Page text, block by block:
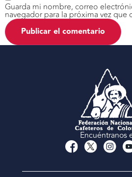
Guarda mi nombre, correo
navegador para la próxima vez que
Encuéntranos